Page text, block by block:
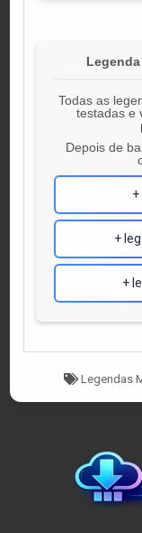
Todas as
testadas e
Depois de
+
+
Tagged
Legendas